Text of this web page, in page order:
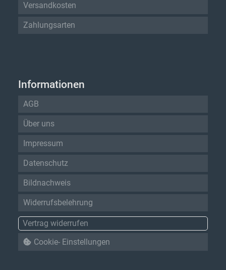
Versandkosten
Zahlungsarten
Informationen
AGB
Über uns
Impressum
Datenschutz
Bildnachweis
Widerrufsbelehrung
Vertrag widerrufen
Cookie- Einstellungen